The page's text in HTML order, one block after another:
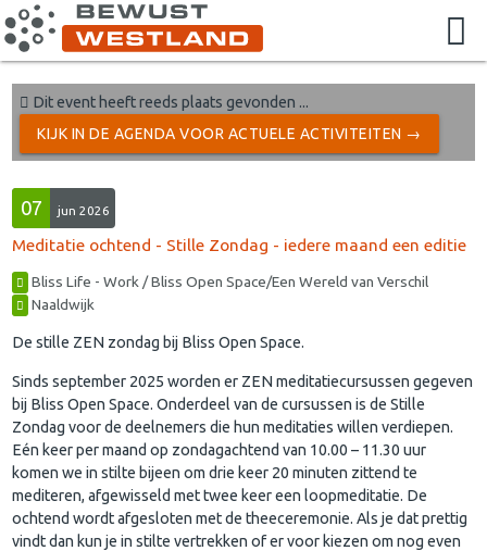
Dit event heeft reeds plaats gevonden ...
KIJK IN DE AGENDA VOOR ACTUELE ACTIVITEITEN →
07 jun 2026
Meditatie ochtend - Stille Zondag - iedere maand een editie
Bliss Life - Work / Bliss Open Space/Een Wereld van Verschil
Naaldwijk
De stille ZEN zondag bij Bliss Open Space.
Sinds september 2025 worden er ZEN meditatiecursussen gegeven
bij Bliss Open Space. Onderdeel van de cursussen is de Stille
Zondag voor de deelnemers die hun meditaties willen verdiepen.
Eén keer per maand op zondagachtend van 10.00 – 11.30 uur
komen we in stilte bijeen om drie keer 20 minuten zittend te
mediteren, afgewisseld met twee keer een loopmeditatie. De
ochtend wordt afgesloten met de theeceremonie. Als je dat prettig
vindt dan kun je in stilte vertrekken of er voor kiezen om nog even